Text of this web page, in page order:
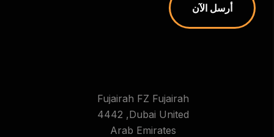
أرسل الآن
Fujairah FZ Fujairah
4442 ,Dubai United
Arab Emirates